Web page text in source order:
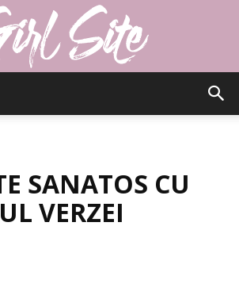
SANATOS CU
VERZEI